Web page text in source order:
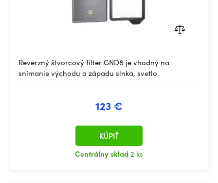
Reverzný štvorcový filter GND8 je vhodný na
snímanie východu a západu slnka, svetlo
123 €
Centrálny sklad2 ks
KÚPIŤ